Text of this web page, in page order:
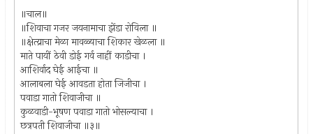
॥चाल॥
॥शिवाचा गजर जयनामाचा झेंडा रोविला ॥
॥क्षेत्य्राचा मेळा मावळ्याचा शिकार खेळला ॥
माते पायीं ठेवी डोई गर्व नाहीं काडीचा ।
आशिर्वाद घेई आईचा ॥
आलाबला घेई आवडता होता जिजीचा ।
पवाडा गातो शिवाजीचा ॥
कुळवाडी-भूषण पवाडा गातो भोसल्याचा ।
छत्रपती शिवाजीचा ॥३॥